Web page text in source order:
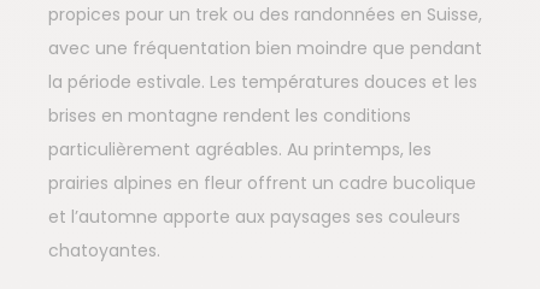
propices pour un trek ou des randonnées en Suisse,
avec une fréquentation bien moindre que pendant
la période estivale. Les températures douces et les
brises en montagne rendent les conditions
particulièrement agréables. Au printemps, les
prairies alpines en fleur offrent un cadre bucolique
et l’automne apporte aux paysages ses couleurs
chatoyantes.